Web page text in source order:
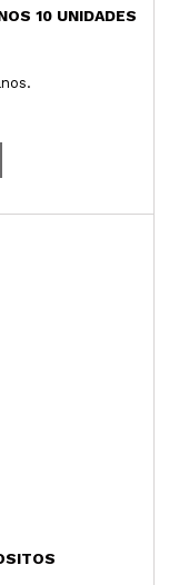
10 UNIDADES